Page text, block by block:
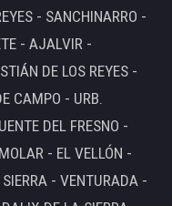
- SANCHINARRO -
- AJALVIR -
DE LOS REYES -
CAMPO - URB.
DEL FRESNO -
- EL VELLÓN -
- VENTURADA -